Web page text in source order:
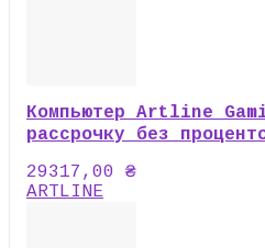
Компьютер Artline
рассрочку без
29317,00 ₴
ARTLINE